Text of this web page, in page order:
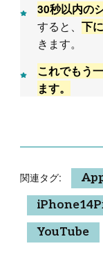
30秒以内の
すると、 下に
きます。
これでもう
ます。
関連タグ:
YouTube